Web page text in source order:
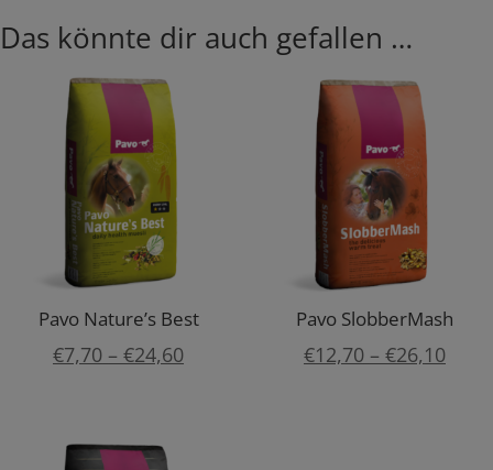
Das könnte dir auch gefallen …
Pavo Nature’s Best
€7,70 –€24,60Preisspanne:
Pavo SlobberMash
€12,70 – €26,10